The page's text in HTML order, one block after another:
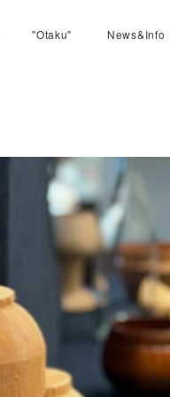
"Otaku" News&Info